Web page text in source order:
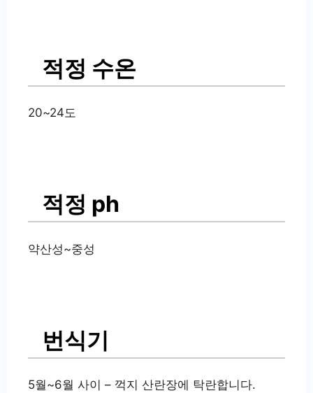
적정 수온
20~24도
적정 ph
약산성~중성
번식기
5월~6월 사이 – 꺽지 산란장에 탁란합니다.